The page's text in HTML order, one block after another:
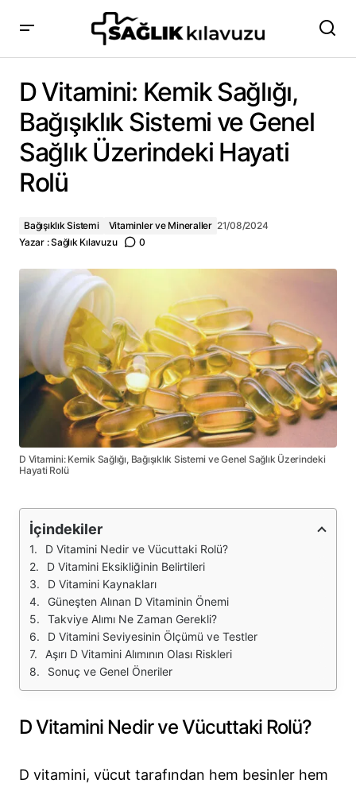
Sağlık Üzerindeki Hayati Rolü
D Vitamini: Kemik Sağlığı,
Bağışıklık Sistemi ve Genel
Sağlık Üzerindeki Hayati
Rolü
Bağışıklık Sistemi Vitaminler ve Mineraller 21/08/2024
Yazar :Sağlık Kılavuzu 0
D Vitamini: Kemik Sağlığı, Bağışıklık Sistemi ve Genel Sağlık Üzerindeki
Hayati Rolü
İçindekiler
D Vitamini Nedir ve Vücuttaki Rolü?
D Vitamini Eksikliğinin Belirtileri
D Vitamini Kaynakları
Güneşten Alınan D Vitaminin Önemi
Takviye Alımı Ne Zaman Gerekli?
D Vitamini Seviyesinin Ölçümü ve Testler
Aşırı D Vitamini Alımının Olası Riskleri
Sonuç ve Genel Öneriler
D Vitamini Nedir ve Vücuttaki Rolü?
D vitamini, vücut tarafından hem besinler hem